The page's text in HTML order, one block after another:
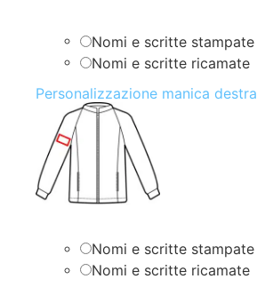
Nomi e scritte stampate
Nomi e scritte ricamate
Personalizzazione manica destra
Nomi e scritte stampate
Nomi e scritte ricamate